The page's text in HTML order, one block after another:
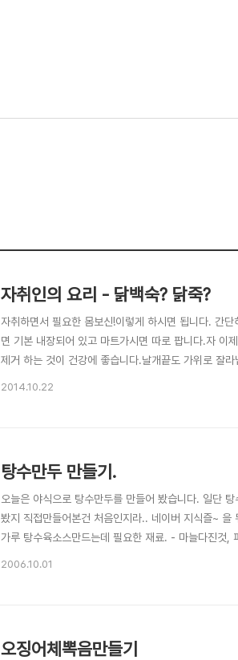
자취인의 요리 - 닭백숙? 닭죽?
자취하면서 필요한 몸보신!이렇게 하시면 됩니다. 간
면 기본 내장되어 있고 마트가시면 따로 팝니다.자 이
제거 하는 것이 건강에 좋습니다.날개끝도 가위로 잘
2014.10.22
탕수만두 만들기.
오늘은 야식으로 탕수만두를 만들어 봤습니다. 일단
봤지 직접만들어본건 처음인지라.. 네이버 지식즐~
가루 탕수육소스만드는데 필요한 재료. - 마늘다진것
2006.10.01
오징어체뽁음만들기